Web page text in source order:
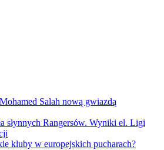
Salah nową gwiazdą
słynnych Rangersów. Wyniki el. Ligi
kluby w europejskich pucharach?